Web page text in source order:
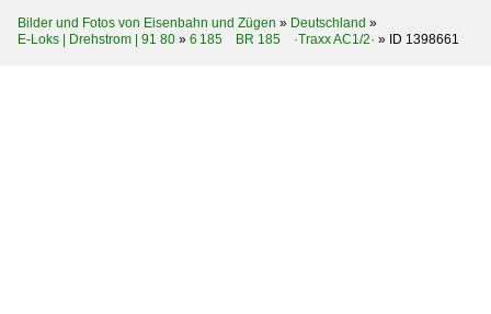
Bilder und Fotos von Eisenbahn und Zügen » Deutschland »
E-Loks | Drehstrom | 91 80 » 6 185 BR 185 ·Traxx AC1/2· » ID 1398661